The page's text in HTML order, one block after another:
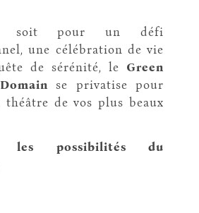
soit pour un défi
une célébration de vie
de sérénité, le Green
se privatise pour
théâtre de vos plus beaux
les possibilités du